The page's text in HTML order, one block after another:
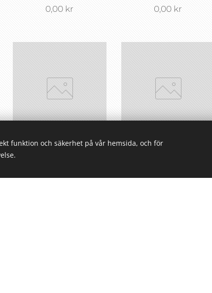
0,00 kr 0,00 kr
Volvo Penta Fläkt
0,00kr
Volvo Penta Fläkt
0,00kr
funktion och säkerhet på vår hemsida, och för